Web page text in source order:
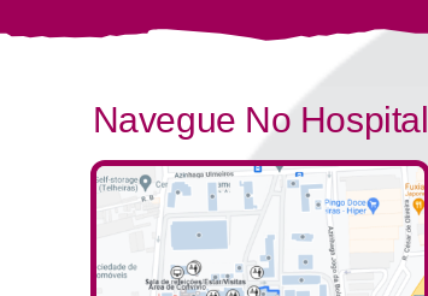
Navegue No Hospital